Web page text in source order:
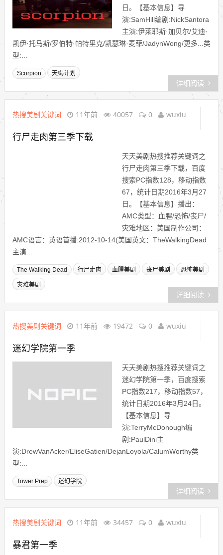
日。【基本信息】导
演:SamHill编剧:NickSantora
主演:伊莱耶斯·加贝尔/艾迪·
凯伊·托马斯/罗伯特·帕特里克/凯瑟琳·麦菲/JadynWong/更多...类
型:...
Scorpion 天蝎计划
详细阅读
热搜美剧关键词 11年前 40057 0 wuxiu
行尸走肉第三季下载
天天美剧热搜推荐关键词之
行尸走肉第三季下载，百度
搜索PC指数128，移动指数
67，统计日期2016年3月27
日。【基本信息】播出：
AMC类型：血腥/恐怖/丧尸/
灾难地区：美国制作公司：
AMC语言：英语首播:2012-10-14(美国英文：TheWalkingDead
主演...
The Walking Dead 行尸走肉 血腥美剧 丧尸美剧 恐怖美剧
灾难美剧
详细阅读
热搜美剧关键词 11年前 19472 0 wuxiu
迷幻学院第一季
天天美剧热搜推荐关键词之
迷幻学院第一季，百度搜索
PC指数217，移动指数57，
统计日期2016年3月24日。
【基本信息】导
演:TerryMcDonough编
剧:PaulDini主
演:DrewVanAcker/EliseGatien/DejanLoyola/CalumWorthy类
型:...
Tower Prep 迷幻学院
详细阅读
热搜美剧关键词 11年前 34457 0 wuxiu
暴君第一季